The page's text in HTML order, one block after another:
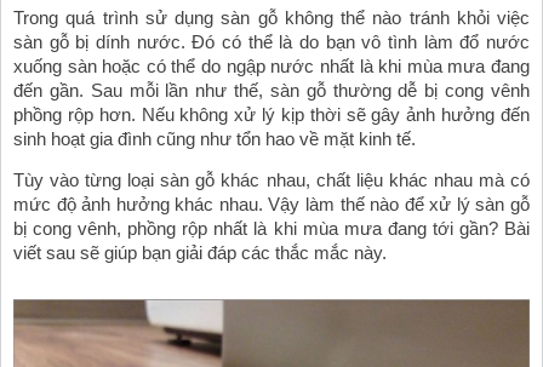
Trong quá trình sử dụng sàn gỗ không thể nào tránh khỏi việc
sàn gỗ bị dính nước. Đó có thể là do bạn vô tình làm đổ nước
xuống sàn hoặc có thể do ngập nước nhất là khi mùa mưa đang
đến gần. Sau mỗi lần như thế, sàn gỗ thường dễ bị cong vênh
phồng rộp hơn. Nếu không xử lý kịp thời sẽ gây ảnh hưởng đến
sinh hoạt gia đình cũng như tổn hao về mặt kinh tế.
Tùy vào từng loại sàn gỗ khác nhau, chất liệu khác nhau mà có
mức độ ảnh hưởng khác nhau. Vậy làm thế nào để xử lý sàn gỗ
bị cong vênh, phồng rộp nhất là khi mùa mưa đang tới gần? Bài
viết sau sẽ giúp bạn giải đáp các thắc mắc này.